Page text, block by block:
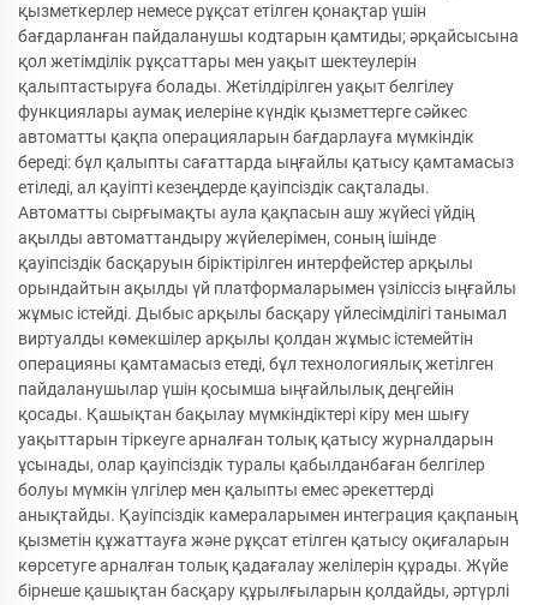
қызметкерлер немесе рұқсат етілген қонақтар үшін
бағдарланған пайдаланушы кодтарын қамтиды; әрқайсысына
қол жетімділік рұқсаттары мен уақыт шектеулерін
қалыптастыруға болады. Жетілдірілген уақыт белгілеу
функциялары аумақ иелеріне күндік қызметтерге сәйкес
автоматты қақпа операцияларын бағдарлауға мүмкіндік
береді: бұл қалыпты сағаттарда ыңғайлы қатысу қамтамасыз
етіледі, ал қауіпті кезеңдерде қауіпсіздік сақталады.
Автоматты сырғымақты аула қақпасын ашу жүйесі үйдің
ақылды автоматтандыру жүйелерімен, соның ішінде
қауіпсіздік басқаруын біріктірілген интерфейстер арқылы
орындайтын ақылды үй платформаларымен үзіліссіз ыңғайлы
жұмыс істейді. Дыбыс арқылы басқару үйлесімділігі танымал
виртуалды көмекшілер арқылы қолдан жұмыс істемейтін
операцияны қамтамасыз етеді, бұл технологиялық жетілген
пайдаланушылар үшін қосымша ыңғайлылық деңгейін
қосады. Қашықтан бақылау мүмкіндіктері кіру мен шығу
уақыттарын тіркеуге арналған толық қатысу журналдарын
ұсынады, олар қауіпсіздік туралы қабылданбаған белгілер
болуы мүмкін үлгілер мен қалыпты емес әрекеттерді
анықтайды. Қауіпсіздік камераларымен интеграция қақпаның
қызметін құжаттауға және рұқсат етілген қатысу оқиғаларын
көрсетуге арналған толық қадағалау желілерін құрады. Жүйе
бірнеше қашықтан басқару құрылғыларын қолдайды, әртүрлі